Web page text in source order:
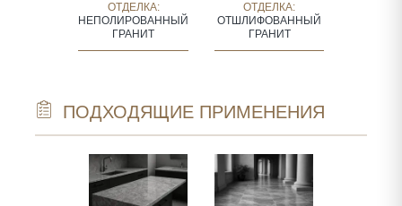
ОТДЕЛКА:
НЕПОЛИРОВАННЫЙ
ГРАНИТ
ОТДЕЛКА:
ОТШЛИФОВАННЫЙ
ГРАНИТ
ПОДХОДЯЩИЕ ПРИМЕНЕНИЯ